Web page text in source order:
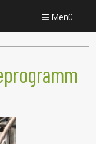
Menü